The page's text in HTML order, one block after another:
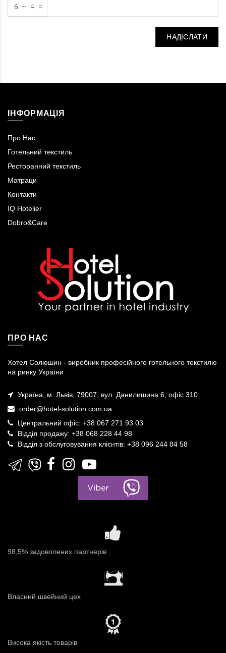
НАДІСЛАТИ
ІНФОРМАЦІЯ
Про Нас
Готельний текстиль
Ресторанний текстиль
Матраци
Контакти
IQ Hotelier
Dobro&Care
ПРО НАС
Хотел Солюшин - виробник професійного готельного текстилю
на ринку України
Україна, м. Львів, 79007, вул. Данилишина 6, офіс 310
order@hotel-solution.com.ua
Центральний офіс: +38 067 271 93 03
Відділ продажу: +38 068 228 44 98
Відділ з обслуговування клієнтів: +38 096 244 84 58
98,5% задоволених партнерів
Власний швейний цех
Висока якість товарів